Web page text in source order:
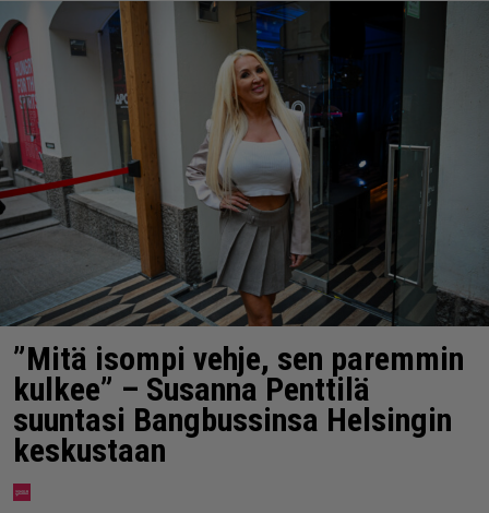
”Mitä isompi vehje, sen paremmin
kulkee” – Susanna Penttilä
suuntasi Bangbussinsa Helsingin
keskustaan